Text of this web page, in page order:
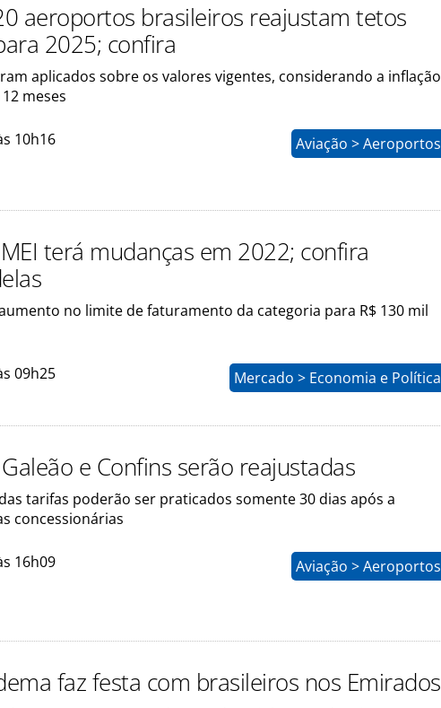
aeroportos brasileiros reajustam tetos
2025; confira
aplicados sobre os valores vigentes, considerando a inflação
meses
10h16 Aviação > Aeroportos
terá mudanças em 2022; confira
no limite de faturamento da categoria para R$ 130 mil
09h25 Mercado > Economia e Política
e Confins serão reajustadas
tarifas poderão ser praticados somente 30 dias após a
concessionárias
16h09 Aviação > Aeroportos
faz festa com brasileiros nos Emirados